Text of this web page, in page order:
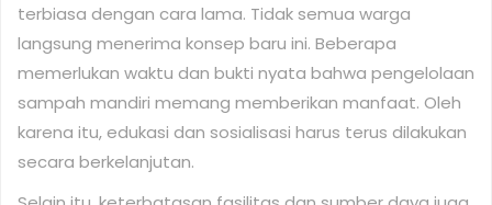
terbiasa dengan cara lama. Tidak semua warga
langsung menerima konsep baru ini. Beberapa
memerlukan waktu dan bukti nyata bahwa pengelolaan
sampah mandiri memang memberikan manfaat. Oleh
karena itu, edukasi dan sosialisasi harus terus dilakukan
secara berkelanjutan.